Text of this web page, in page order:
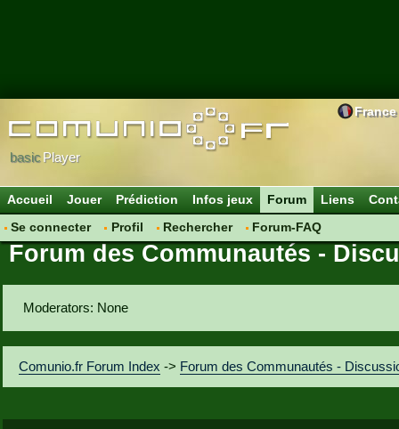
France
basicPlayer
Accueil Jouer Prédiction Infos jeux
Forum
Se connecter
Profil Rechercher Forum-FAQ
Liens
Forum des Communautés -
Moderators: None
Comunio.fr Forum Index -> Forum des Communautés -